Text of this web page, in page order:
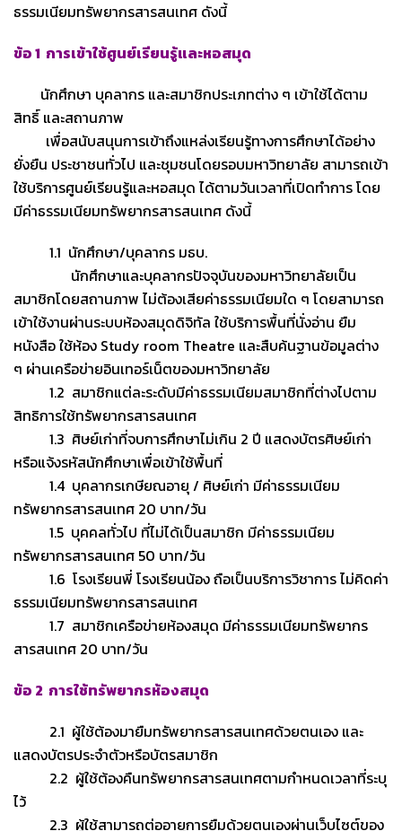
ธรรมเนียมทรัพยากรสารสนเทศ ดังนี้
ข้อ 1 การเข้าใช้ศูนย์เรียนรู้และหอสมุด
นักศึกษา บุคลากร และสมาชิกประเภทต่าง ๆ เข้าใช้ได้ตาม
สิทธิ์ และสถานภาพ
เพื่อสนับสนุนการเข้าถึงแหล่งเรียนรู้ทางการศึกษาได้อย่าง
ยั่งยืน ประชาชนทั่วไป และชุมชนโดยรอบมหาวิทยาลัย สามารถเข้า
ใช้บริการศูนย์เรียนรู้และหอสมุด ได้ตามวันเวลาที่เปิดทำการโดย
มีค่าธรรมเนียมทรัพยากรสารสนเทศ ดังนี้
1.1 นักศึกษา/บุคลากร มธบ.
นักศึกษาและบุคลากรปัจจุบันของมหาวิทยาลัยเป็น
สมาชิกโดยสถานภาพ ไม่ต้องเสียค่าธรรมเนียมใด ๆ โดยสามารถ
เข้าใช้งานผ่านระบบห้องสมุดดิจิทัล ใช้บริการพื้นที่นั่งอ่าน ยืม
หนังสือ ใช้ห้อง Study room Theatre และสืบค้นฐานข้อมูลต่าง
ๆ ผ่านเครือข่ายอินเทอร์เน็ตของมหาวิทยาลัย
1.2 สมาชิกแต่ละระดับมีค่าธรรมเนียมสมาชิกที่ต่างไปตาม
สิทธิการใช้ทรัพยากรสารสนเทศ
1.3 ศิษย์เก่าที่จบการศึกษาไม่เกิน 2 ปี แสดงบัตรศิษย์เก่า
หรือแจ้งรหัสนักศึกษาเพื่อเข้าใช้พื้นที่
1.4 บุคลากรเกษียณอายุ / ศิษย์เก่า มีค่าธรรมเนียม
ทรัพยากรสารสนเทศ 20 บาท/วัน
1.5 บุคคลทั่วไป ที่ไม่ได้เป็นสมาชิก มีค่าธรรมเนียม
ทรัพยากรสารสนเทศ 50 บาท/วัน
1.6 โรงเรียนพี่ โรงเรียนน้อง ถือเป็นบริการวิชาการ ไม่คิดค่า
ธรรมเนียมทรัพยากรสารสนเทศ
1.7 สมาชิกเครือข่ายห้องสมุด มีค่าธรรมเนียมทรัพยากร
สารสนเทศ 20 บาท/วัน
ข้อ 2 การใช้ทรัพยากรห้องสมุด
2.1 ผู้ใช้ต้องมายืมทรัพยากรสารสนเทศด้วยตนเอง และ
แสดงบัตรประจำตัวหรือบัตรสมาชิก
2.2 ผู้ใช้ต้องคืนทรัพยากรสารสนเทศตามกำหนดเวลาที่ระบุ
ไว้
2.3 ผู้ใช้สามารถต่ออายุการยืมด้วยตนเองผ่านเว็บไซต์ของ